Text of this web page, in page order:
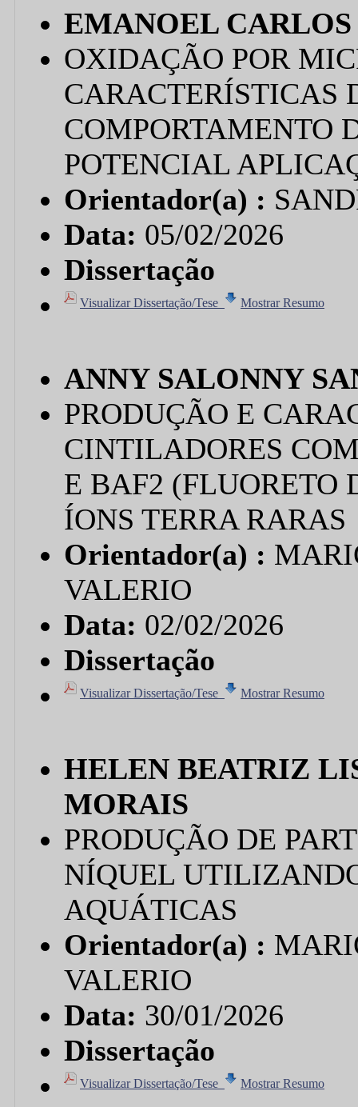
EMANOEL
OXIDAÇÃO POR
CARACTERÍSTICAS
COMPORTAMENTO
POTENCIAL
Orientador(a) :
Data: 05/02/2026
Dissertação
Visualizar Dissertação/Tese Mostrar Resumo
ANNY SALONNY
PRODUÇÃO E
CINTILADORES
E BAF2 (FLUORETO
ÍONS TERRA RARAS
Orientador(a) :
VALERIO
Data: 02/02/2026
Dissertação
Visualizar Dissertação/Tese Mostrar Resumo
HELEN BEATRIZ
MORAIS
PRODUÇÃO DE
NÍQUEL
AQUÁTICAS
Orientador(a) :
VALERIO
Data: 30/01/2026
Dissertação
Visualizar Dissertação/Tese Mostrar Resumo